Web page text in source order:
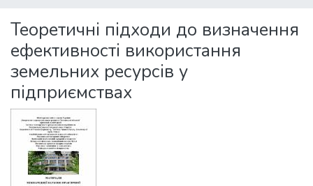
Statistics
Теоретичні підходи до визначення
ефективності використання
земельних ресурсів у
підприємствах